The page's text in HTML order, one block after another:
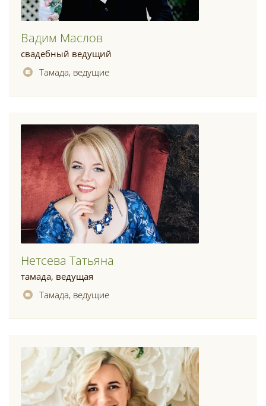
Вадим Маслов
свадебный ведущий
Тамада, ведущие
Нетсева Татьяна
тамада, ведущая
Тамада, ведущие